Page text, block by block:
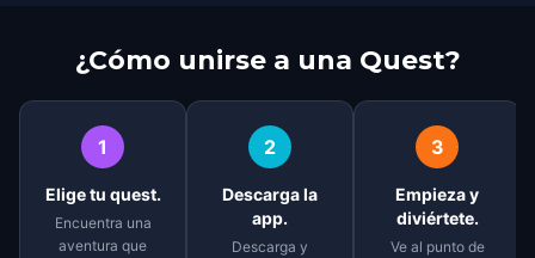
¿Cómo unirse a una Quest?
1
Elige tu quest.
Encuentra una
aventura que
2
Descarga la
app.
Descarga y
3
Empieza y
diviértete.
Ve al punto de